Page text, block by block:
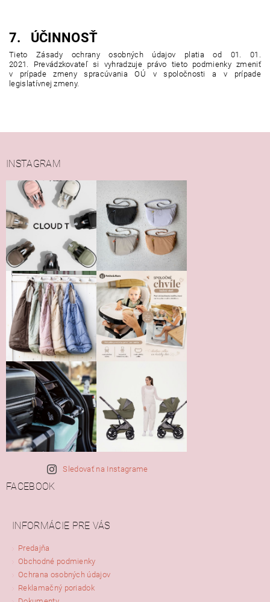
7. ÚČINNOSŤ
Tieto Zásady ochrany osobných údajov platia od 01. 01.
2021. Prevádzkovateľ si vyhradzuje právo tieto podmienky zmeniť
v prípade zmeny spracúvania OÚ v spoločnosti a v prípade
legislatívnej zmeny.
INSTAGRAM
Sledovať na Instagrame
FACEBOOK
INFORMÁCIE PRE VÁS
Predajňa
Obchodné podmienky
Ochrana osobných údajov
Reklamačný poriadok